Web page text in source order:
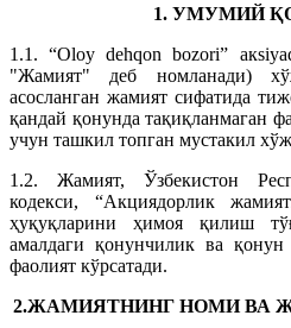
1. УМУМИЙ
1.1. “Oloy dehqon bozori”
"Жамият" деб номланади)
асосланган жамият сифатида
қандай қонунда тақиқланмаган
учун ташкил топган мустакил
1.2. Жамият, Ўзбекистон
кодекси, “Акциядорлик
ҳуқуқларини ҳимоя қилиш
амалдаги қонунчилик ва қонун
фаолият кўрсатади.
2.ЖАМИЯТНИНГ НОМИ ВА